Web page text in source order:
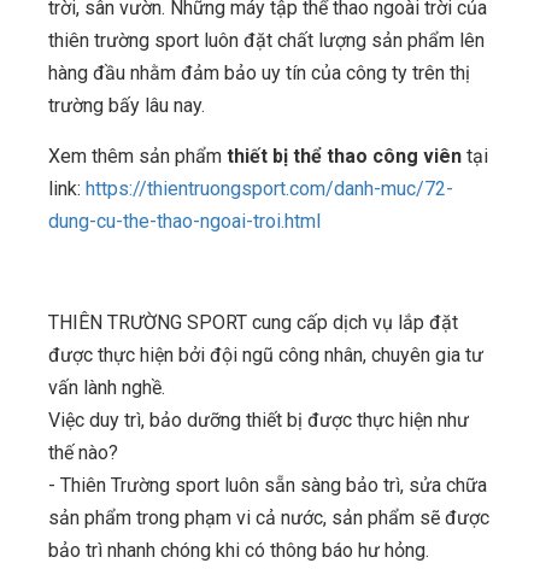
trời, sân vườn. Những máy tập thể thao ngoài trời của
thiên trường sport luôn đặt chất lượng sản phẩm lên
hàng đầu nhằm đảm bảo uy tín của công ty trên thị
trường bấy lâu nay.
Xem thêm sản phẩm thiết bị thể thao công viên tại
link: https://thientruongsport.com/danh-muc/72-
dung-cu-the-thao-ngoai-troi.html
THIÊN TRƯỜNG SPORT cung cấp dịch vụ lắp đặt
được thực hiện bởi đội ngũ công nhân, chuyên gia tư
vấn lành nghề.
Việc duy trì, bảo dưỡng thiết bị được thực hiện như
thế nào?
- Thiên Trường sport luôn sẵn sàng bảo trì, sửa chữa
sản phẩm trong phạm vi cả nước, sản phẩm sẽ được
bảo trì nhanh chóng khi có thông báo hư hỏng.